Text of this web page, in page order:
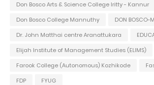
Don Bosco Arts & Science College Iritty - Kannur
Don Bosco College Mannuthy
DON BOSCO-
Dr. John Matthai centre Aranattukara
Elijah Institute of Management Studies (ELIMS)
Farook College (Autonomous) Kozhikode
FDP
FYUG